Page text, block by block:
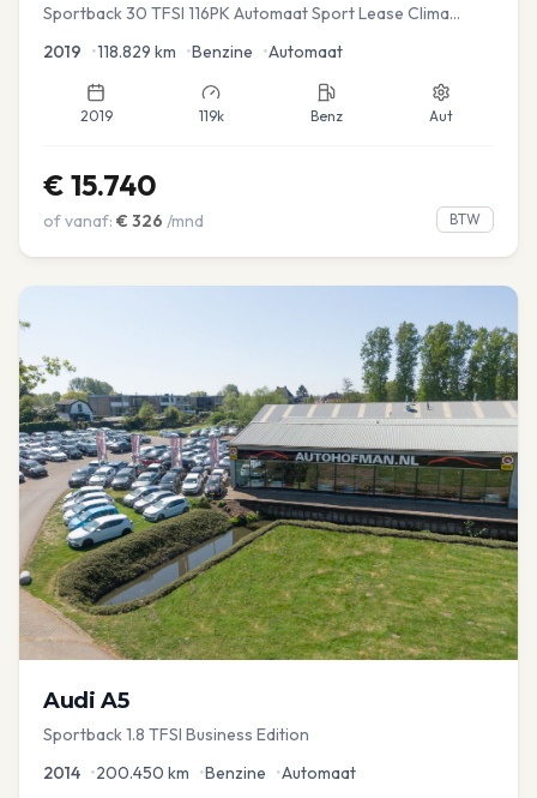
Sportback 30 TFSI 116PK Automaat Sport Lease Clima
2019 •118.829 km •Benzine •Automaat
2019 119k Benz Aut
€ 15.740
of vanaf: € 326 /mnd BTW
Audi A5
Sportback 1.8 TFSI Business Edition
2014 •200.450 km •Benzine •Automaat